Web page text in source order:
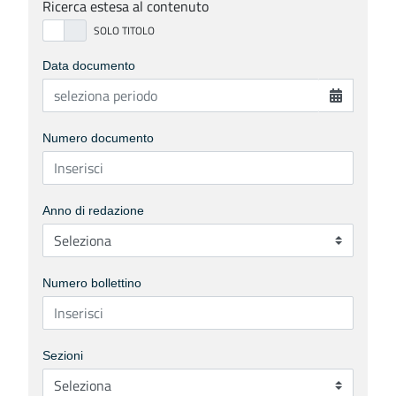
Ricerca estesa al contenuto
Data documento
Numero documento
Anno di redazione
Numero bollettino
Sezioni